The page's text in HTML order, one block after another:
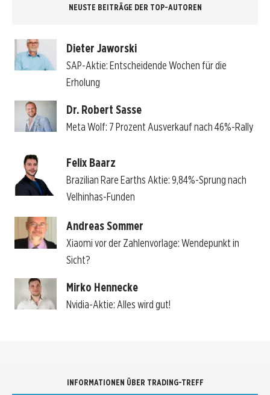
NEUSTE BEITRÄGE DER TOP-AUTOREN
Dieter Jaworski
SAP-Aktie: Entscheidende Wochen für die
Erholung
Dr. Robert Sasse
Meta Wolf: 7 Prozent Ausverkauf nach 46%-Rally
Felix Baarz
Brazilian Rare Earths Aktie: 9,84%-Sprung nach
Velhinhas-Funden
Andreas Sommer
Xiaomi vor der Zahlenvorlage: Wendepunkt in
Sicht?
Mirko Hennecke
Nvidia-Aktie: Alles wird gut!
INFORMATIONEN ÜBER TRADING-TREFF